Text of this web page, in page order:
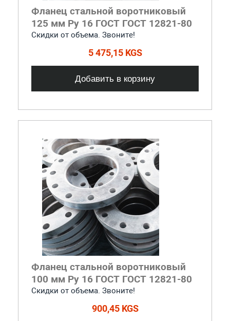
Фланец стальной воротниковый
125 мм Ру 16 ГОСТ ГОСТ 12821-80
Скидки от объема. Звоните!
5 475,15 KGS
Добавить в корзину
Фланец стальной воротниковый
100 мм Ру 16 ГОСТ ГОСТ 12821-80
Скидки от объема. Звоните!
900,45 KGS